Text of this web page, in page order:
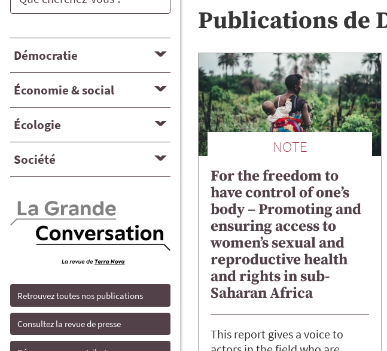
Démocratie
Économie & social
Écologie
Société
Retrouvez toutes nos publications
Consultez la revue de presse
Publications de
NOTE
For the freedom to
have control of one’s
body – Promoting and
ensuring access to
women’s sexual and
reproductive health
and rights in sub-
Saharan Africa
This report gives a voice to